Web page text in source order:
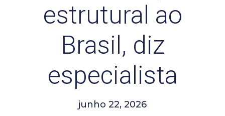
estrutural ao
Brasil, diz
especialista
junho 22, 2026